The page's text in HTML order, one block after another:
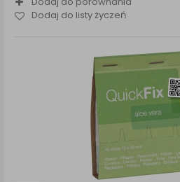
Dodaj do listy życzeń